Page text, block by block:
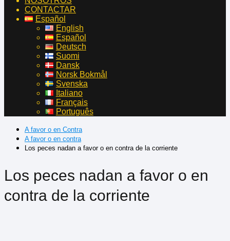
CONTACTAR
Español
English
Español
Deutsch
Suomi
Dansk
Norsk Bokmål
Svenska
Italiano
Français
Português
A favor o en Contra
A favor o en contra
Los peces nadan a favor o en contra de la corriente
Los peces nadan a favor o en
contra de la corriente